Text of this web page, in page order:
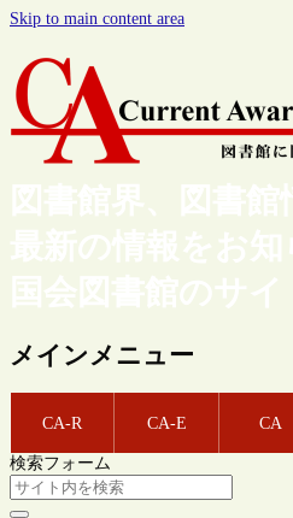
Skip to main content area
図書館界、図書
最新の情報をお
国会図書館のサイ
メインメニュー
CA-R CA-E CA
検索フォーム